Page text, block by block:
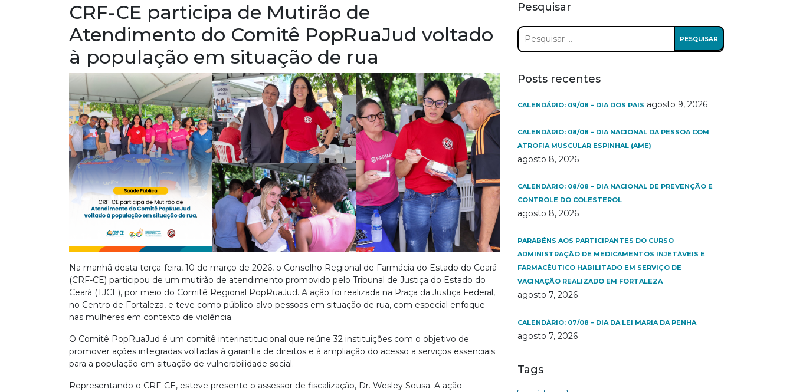
CRF-CE participa de Mutirão de
Atendimento do Comitê PopRuaJud voltado
à população em situação de rua
Na manhã desta terça-feira, 10 de março de 2026, o Conselho Regional de Farmácia do Estado do Ceará
(CRF-CE) participou de um mutirão de atendimento promovido pelo Tribunal de Justiça do Estado do
Ceará (TJCE), por meio do Comitê Regional PopRuaJud. A ação foi realizada na Praça da Justiça Federal,
no Centro de Fortaleza, e teve como público-alvo pessoas em situação de rua, com especial enfoque
nas mulheres em contexto de violência.
O Comitê PopRuaJud é um comitê interinstitucional que reúne 32 instituições com o objetivo de
promover ações integradas voltadas à garantia de direitos e à ampliação do acesso a serviços essenciais
para a população em situação de vulnerabilidade social.
Representando o CRF-CE, esteve presente o assessor de fiscalização, Dr. Wesley Sousa. A ação
Pesquisar
Pesquisar
por:
Posts recentes
CALENDÁRIO: 09/08 – DIA DOS PAIS agosto 9, 2026
CALENDÁRIO: 08/08 – DIA NACIONAL DA PESSOA COM
ATROFIA MUSCULAR ESPINHAL (AME)
agosto 8, 2026
CALENDÁRIO: 08/08 – DIA NACIONAL DE PREVENÇÃO E
CONTROLE DO COLESTEROL
agosto 8, 2026
PARABÉNS AOS PARTICIPANTES DO CURSO
ADMINISTRAÇÃO DE MEDICAMENTOS INJETÁVEIS E
FARMACÊUTICO HABILITADO EM SERVIÇO DE
VACINAÇÃO REALIZADO EM FORTALEZA
agosto 7, 2026
CALENDÁRIO: 07/08 – DIA DA LEI MARIA DA PENHA
agosto 7, 2026
Tags